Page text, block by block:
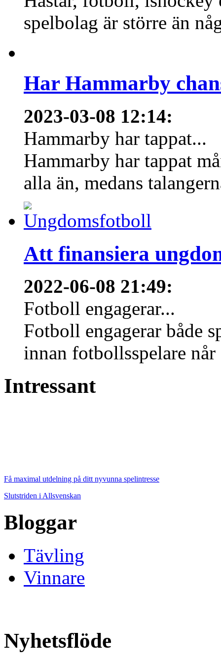
spelbolag är större än
Har Hammarby
2023-03-08 12:14:
Hammarby har tappat...
Hammarby har tappat
alla än, medans
Att finansiera
2022-06-08 21:49:
Fotboll engagerar...
Fotboll engagerar både
innan fotbollsspelare
Intressant
Få maximal utdelning på ditt nyvunna spelintresse
Slutstriden i Allsvenskan
Bloggar
Tävling
Vinnare
Nyhetsflöde